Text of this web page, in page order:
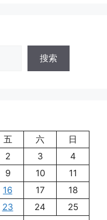
搜索
五 六
日
2 3
4
9 10
11
16 17
18
23 24
25